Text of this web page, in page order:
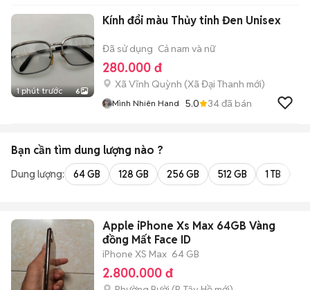
1 phút trước 6
Kính đổi màu Thủy tinh Đen Unisex
Đã sử dụng Cả nam và nữ
280.000 đ
Xã Vĩnh Quỳnh (Xã Đại Thanh mới)
Mình Nhiên Hand 5.0 34đã bán
Bạn cần tìm dung lượng nào ?
Dung lượng: 64 GB 128 GB 256 GB 512 GB 1 TB
Apple iPhone Xs Max 64GB Vàng
đồng Mất Face ID
iPhone XS Max 64 GB
2.800.000 đ